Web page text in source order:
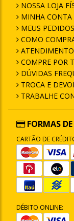
NOSSA LOJA
MINHA CONTA
MEUS PEDIDOS
COMO
ATENDIMENTO
COMPRE POR
DÚVIDAS
TROCA E
TRABALHE
FORMAS
CARTÃO DE
DÉBITO ONLINE: